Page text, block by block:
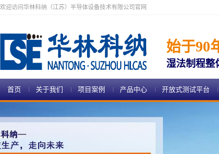
欢迎访问华林科纳（江苏）半导体设备技术有限公司官网
始于90
湿法制程整
首页 关于我们 项目案例 产品中心 开放式测试平台